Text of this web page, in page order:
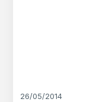
26/05/2014